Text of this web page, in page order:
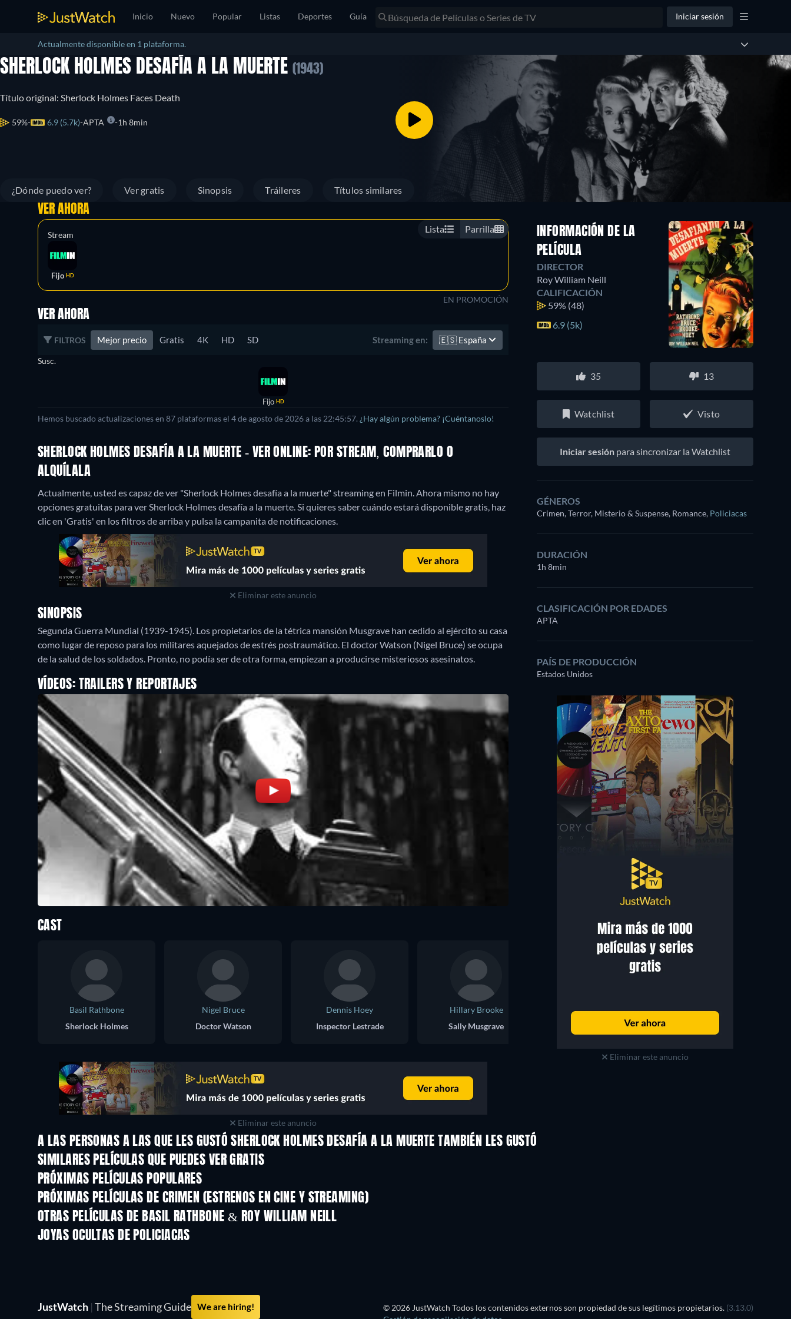
Inicio Nuevo Popular Listas Deportes Guía Iniciar sesión
Actualmente disponible en 1 plataforma.
SHERLOCK HOLMES DESAFÍA A LA MUERTE (1943)
Título original: Sherlock Holmes Faces Death
59% 6.9 (5.7k) APTA 1h 8min
¿Dónde puedo ver? Ver gratis Sinopsis Tráileres Títulos similares
Lista Parrilla
VER AHORA
Stream
Fijo HD
EN PROMOCIÓN
VER AHORA
FILTROS Mejor precio Gratis 4K HD SD Streaming en: 🇪🇸 España
Susc.
Fijo HD
Hemos buscado actualizaciones en 87 plataformas el 4 de agosto de 2026 a las 22:45:57. ¿Hay algún problema? ¡Cuéntanoslo!
SHERLOCK HOLMES DESAFÍA A LA MUERTE - VER ONLINE: POR STREAM, COMPRARLO O
ALQUÍLALA
Actualmente, usted es capaz de ver "Sherlock Holmes desafía a la muerte" streaming en Filmin.Ahora mismo no hay
opciones gratuitas para ver Sherlock Holmes desafía a la muerte. Si quieres saber cuándo estará disponible gratis, haz
clic en 'Gratis' en los filtros de arriba y pulsa la campanita de notificaciones.
Eliminar este anuncio
SINOPSIS
Segunda Guerra Mundial (1939-1945). Los propietarios de la tétrica mansión Musgrave han cedido al ejército su casa
como lugar de reposo para los militares aquejados de estrés postraumático. El doctor Watson (Nigel Bruce) se ocupa
de la salud de los soldados. Pronto, no podía ser de otra forma, empiezan a producirse misteriosos asesinatos.
VÍDEOS: TRAILERS Y REPORTAJES
INFORMACIÓN DE LA
PELÍCULA
DIRECTOR
Roy William Neill
CALIFICACIÓN
59% (48)
6.9 (5k)
35 13
Watchlist Visto
Iniciar sesión para sincronizar la Watchlist
GÉNEROS
Crimen, Terror, Misterio & Suspense, Romance, Policiacas
DURACIÓN
1h 8min
CLASIFICACIÓN POR EDADES
APTA
PAÍS DE PRODUCCIÓN
Estados Unidos
Eliminar este anuncio
CAST
Basil Rathbone
Sherlock Holmes
Nigel Bruce
Doctor Watson
Dennis Hoey
Inspector Lestrade
Hillary Brooke
Sally Musgrave
Mary Gordon
Mrs. Hudson
Halliwell Hobbes
Eliminar este anuncio
A LAS PERSONAS A LAS QUE LES GUSTÓ SHERLOCK HOLMES DESAFÍA A LA MUERTE TAMBIÉN LES GUSTÓ
SIMILARES PELÍCULAS QUE PUEDES VER GRATIS
PRÓXIMAS PELÍCULAS POPULARES
PRÓXIMAS PELÍCULAS DE CRIMEN (ESTRENOS EN CINE Y STREAMING)
OTRAS PELÍCULAS DE BASIL RATHBONE & ROY WILLIAM NEILL
JOYAS OCULTAS DE POLICIACAS
TV
JustWatch | The Streaming Guide We are hiring! © 2026 JustWatch Todos los contenidos externos son propiedad de sus legítimos propietarios. (3.13.0)